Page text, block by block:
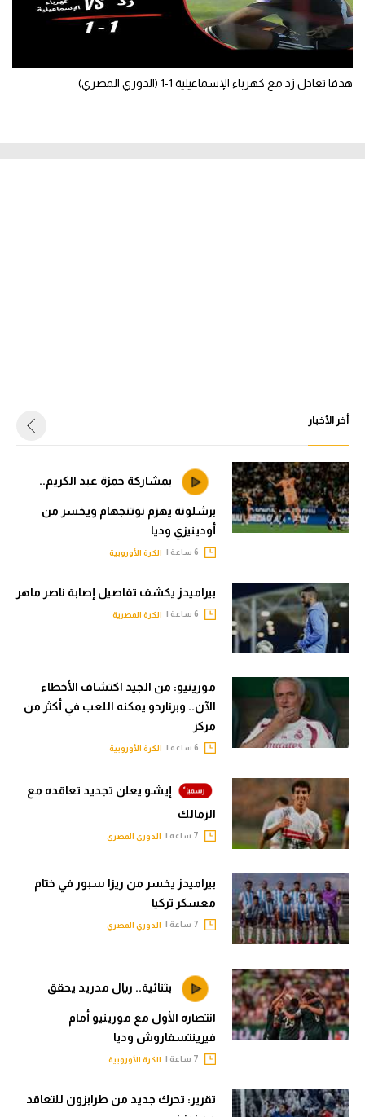
هدفا تعادل زد مع كهرباء الإسماعيلية 1-1 (الدوري المصري)
أخر الأخبار
بمشاركة حمزة عبد الكريم..
برشلونة يهزم نوتنجهام ويخسر من
أودينيزي وديا
الكرة الأوروبية
بيراميدز يكشف تفاصيل إصابة ناصر ماهر
الكرة المصرية
مورينيو: من الجيد اكتشاف الأخطاء
الآن.. وبرناردو يمكنه اللعب في أكثر من
مركز
الكرة الأوروبية
إيشو يعلن تجديد تعاقده مع
الزمالك
الدوري المصري
بيراميدز يخسر من ريزا سبور في ختام
معسكر تركيا
الدوري المصري
بثنائية.. ريال مدريد يحقق
انتصاره الأول مع مورينيو أمام
فيرينتسفاروش وديا
الكرة الأوروبية
تقرير: تحرك جديد من طرابزون للتعاقد